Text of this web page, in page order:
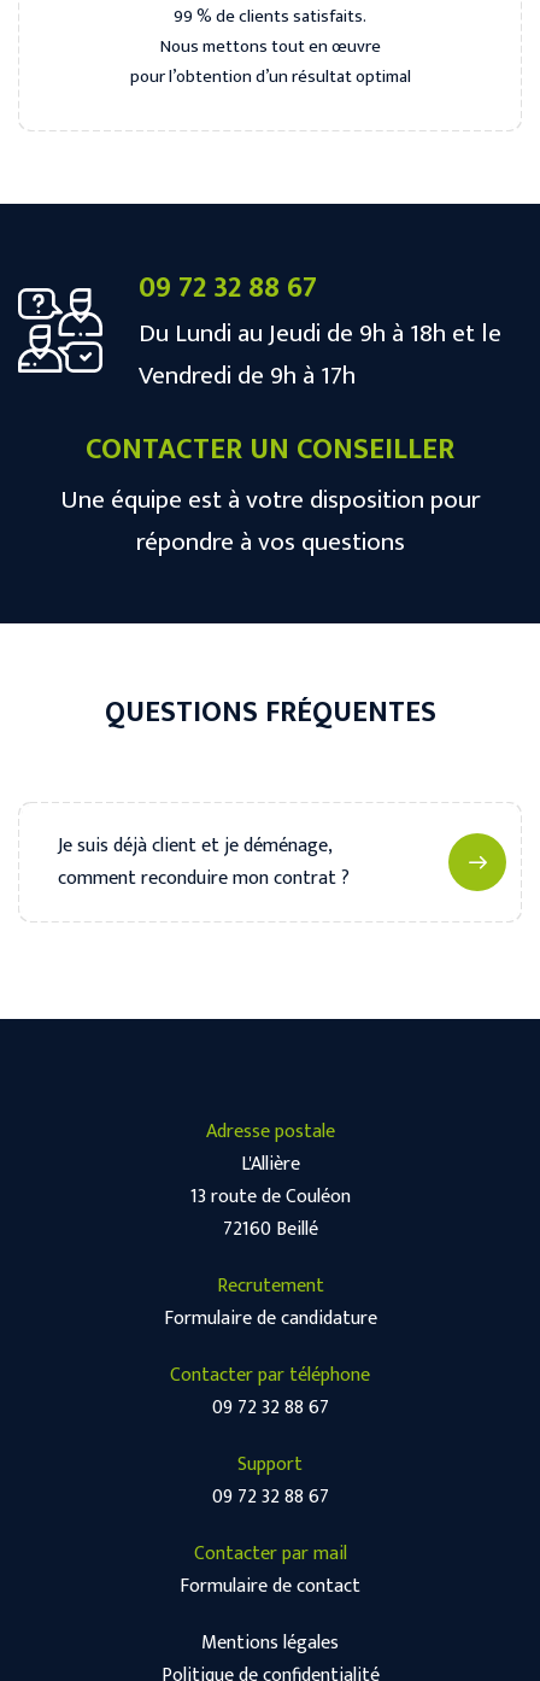
99 % de clients satisfaits.
Nous mettons tout en œuvre
pour l’obtention d’un résultat optimal
09 72 32 88 67
Du Lundi au Jeudi de 9h à 18h et le
Vendredi de 9h à 17h
CONTACTER UN CONSEILLER
Une équipe est à votre disposition pour
répondre à vos questions
QUESTIONS FRÉQUENTES
Je suis déjà client et je déménage,
comment reconduire mon contrat ?
Adresse postale
L'Allière
13 route de Couléon
72160 Beillé
Recrutement
Formulaire de candidature
Contacter par téléphone
09 72 32 88 67
Support
09 72 32 88 67
Contacter par mail
Formulaire de contact
Mentions légales